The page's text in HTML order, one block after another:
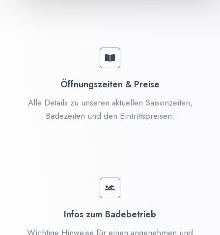
Öffnungszeiten & Preise
Alle Details zu unseren aktuellen Saisonzeiten,
Badezeiten und den Eintrittspreisen.
Infos zum Badebetrieb
Wichtige Hinweise für einen angenehmen und